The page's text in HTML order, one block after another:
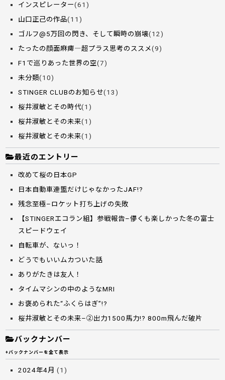
インスピレーター(61)
山口正己の作品(11)
ゴルフ@5万回の閃き、そして瞬時の崩壊(12)
たったの顔面麻痺―超プラス思考のススメ(9)
F1で巡りあった世界の空(7)
未分類(10)
STINGER CLUBのお知らせ(13)
桜井淑敏とその時代(1)
桜井淑敏とその未来(1)
桜井淑敏とその未来(1)
最近のエントリー
改めて桜の日本GP
日本自動車連盟だけじゃなかったJAF!?
残念至極–ロケット打ち上げの失敗
【STINGERエコラン組】参戦報告–儚くも楽しかった冬の富士
スピードウェイ
自転車が、ないっ！
どうでもいいムカついた話
ありがたきは友人！
タイムマシンの中のようなMRI
お褒められた“ふくらはぎ”!?
桜井淑敏とその未来–②出力1500馬力!? 800m飛んだ破片
バックナンバー
+バックナンバーを全て表示
2024年4月 (1)